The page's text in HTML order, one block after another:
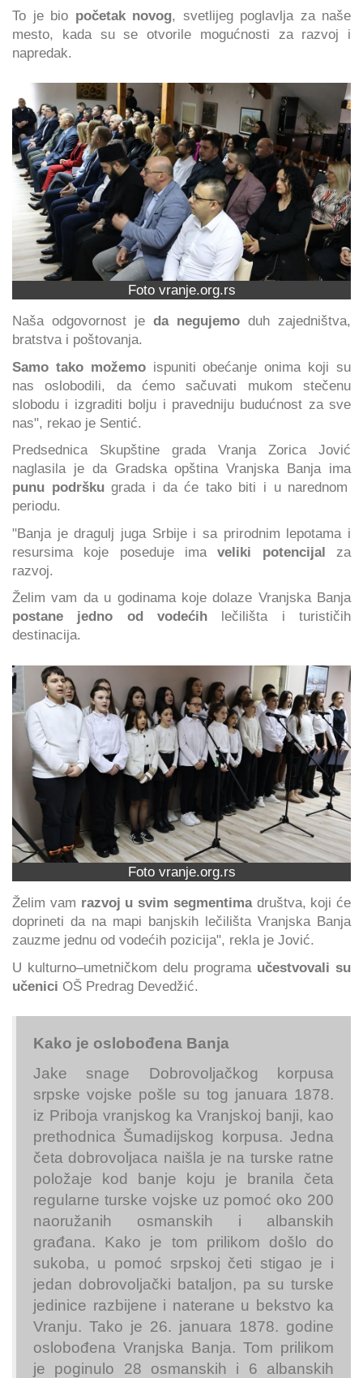
To je bio početak novog, svetlijeg poglavlja za naše
mesto, kada su se otvorile mogućnosti za razvoj i
napredak.
Foto vranje.org.rs
Naša odgovornost je da negujemo duh zajedništva,
bratstva i poštovanja.
Samo tako možemoispuniti obećanje onima koji su
nas oslobodili, da ćemo sačuvati mukom stečenu
slobodu i izgraditi bolju i pravedniju budućnost za sve
nas", rekao je Sentić.
Predsednica Skupštine grada Vranja Zorica Jović
naglasila je da Gradska opština Vranjska Banja ima
punu podrškugrada i da će tako biti i u narednom
periodu.
"Banja je dragulj juga Srbije i sa prirodnim lepotama i
resursima koje poseduje imaveliki potencijal za
razvoj.
Želim vam da u godinama koje dolaze Vranjska Banja
postane jedno od vodećih lečilišta i turističih
destinacija.
Foto vranje.org.rs
Želim vam razvoj u svim segmentimadruštva, koji će
doprineti da na mapi banjskih lečilišta Vranjska Banja
zauzme jednu od vodećih pozicija", rekla je Jović.
U kulturno–umetničkom delu programa učestvovali su
učenici OŠ Predrag Devedžić.
Kako je oslobođena Banja
Jake snage Dobrovoljačkog korpusa
srpske vojske pošle su tog januara 1878.
iz Priboja vranjskog ka Vranjskoj banji, kao
prethodnica Šumadijskog korpusa. Jedna
četa dobrovoljaca naišla je na turske ratne
položaje kod banje koju je branila četa
regularne turske vojske uz pomoć oko 200
naoružanih osmanskih i albanskih
građana. Kako je tom prilikom došlo do
sukoba, u pomoć srpskoj četi stigao je i
jedan dobrovoljački bataljon, pa su turske
jedinice razbijene i naterane u bekstvo ka
Vranju. Tako je 26. januara 1878. godine
oslobođena Vranjska Banja. Tom prilikom
je poginulo 28 osmanskih i 6 albanskih